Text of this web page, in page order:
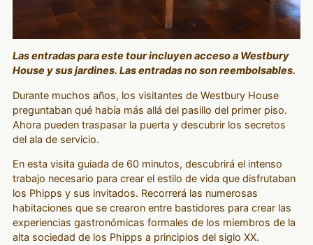
Las entradas para este tour incluyen acceso a Westbury
House y sus jardines. Las entradas no son reembolsables.
Durante muchos años, los visitantes de Westbury House
preguntaban qué había más allá del pasillo del primer piso.
Ahora pueden traspasar la puerta y descubrir los secretos
del ala de servicio.
En esta visita guiada de 60 minutos, descubrirá el intenso
trabajo necesario para crear el estilo de vida que disfrutaban
los Phipps y sus invitados. Recorrerá las numerosas
habitaciones que se crearon entre bastidores para crear las
experiencias gastronómicas formales de los miembros de la
alta sociedad de los Phipps a principios del siglo XX.